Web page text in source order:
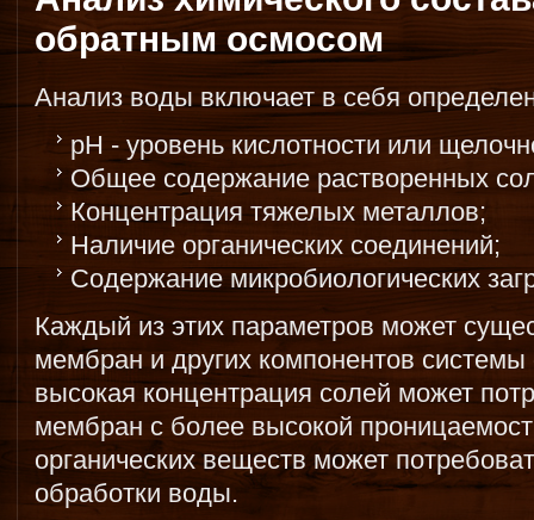
обратным осмосом
Анализ воды включает в себя
pH - уровень кислотности или
Общее содержание растворенных
Концентрация тяжелых металлов;
Наличие органических соединений;
Содержание микробиологических
Каждый из этих параметров может
мембран и других компонентов
высокая концентрация солей может
мембран с более высокой
органических веществ может
обработки воды.